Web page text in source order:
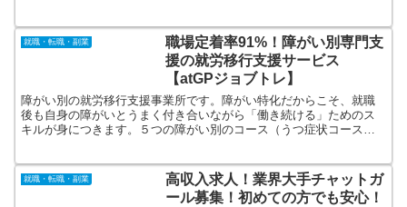
就職・転職・副業
職場定着率91%！障がい別専門支
援の就労移行支援サービス
【atGPジョブトレ】
障がい別の就労移行支援事業所です。障がい特化だからこそ、就職
後も自身の障がいとうまく付き合いながら「働き続ける」ためのス
キルが身につきます。５つの障がい別のコース（うつ症状コース、
就職・転職・副業
高収入求人！業界大手チャットガ
ール募集！初めての方でも安心！